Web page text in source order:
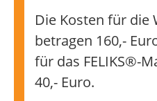
Die Kosten für die
betragen 160,-
für das FELIKS®-
40,- Euro.